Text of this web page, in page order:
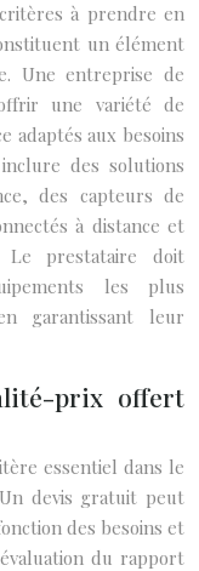
à prendre en
un élément
Une entreprise de
une variété de
adaptés aux besoins
des solutions
des capteurs de
à distance et
Le prestataire doit
les plus
garantissant leur
prix offert
essentiel dans le
devis gratuit peut
des besoins et
du rapport